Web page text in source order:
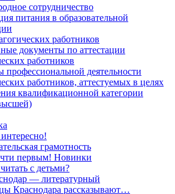
сотрудничество
питания в образовательной
работников
документы по аттестации
работников
профессиональной деятельности
работников, аттестуемых в целях
квалификационной категории
грамотность
первым! Новинки
с детьми?
— литературный
Краснодара рассказывают…